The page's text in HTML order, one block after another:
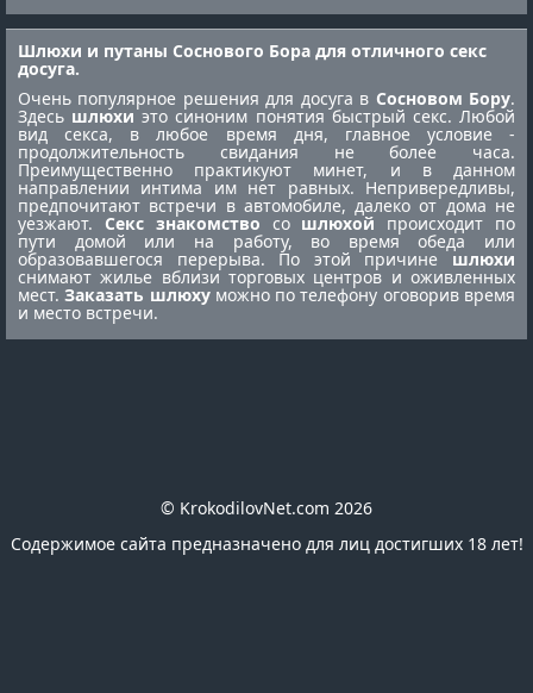
Шлюхи и путаны Соснового Бора для отличного секс
досуга.
Очень популярное решения для досуга в Сосновом Бору.
Здесь шлюхиэто синоним понятия быстрый секс. Любой
вид секса, в любое время дня, главное условие -
продолжительность свидания не более часа.
Преимущественно практикуют минет, и в данном
направлении интима им нет равных. Непривередливы,
предпочитают встречи в автомобиле, далеко от дома не
уезжают. Секс знакомство со шлюхой происходит по
пути домой или на работу, во время обеда или
образовавшегося перерыва. По этой причине шлюхи
снимают жилье вблизи торговых центров и оживленных
мест.Заказать шлюхуможно по телефону оговорив время
и место встречи.
© KrokodilovNet.com 2026
Содержимое сайта предназначено для лиц достигших 18 лет!